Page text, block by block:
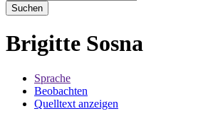
Suchen
Brigitte Sosna
Sprache
Beobachten
Quelltext anzeigen